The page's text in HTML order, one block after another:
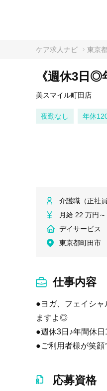
ケア求人ナビ 東京
《週休3日
美スマイル町田店
夜勤なし 年休
介護職（正社員
月給 22 万円～
デイサービス
東京都町田市
仕事内容
●ヨガ、フェイシ
ますよ◎
●週休3日♪年間休
●ご利用者様が笑
応募資格